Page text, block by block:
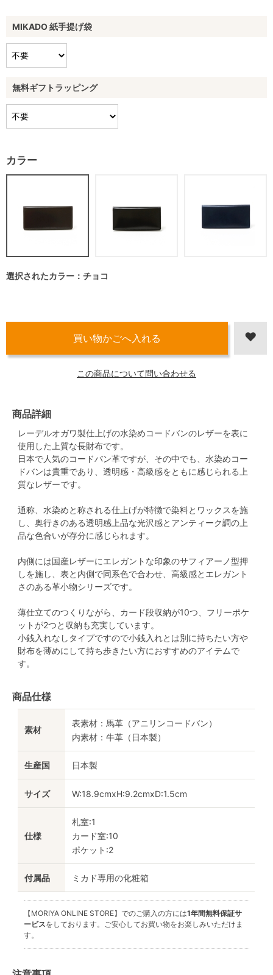
MIKADO 紙手提げ袋
無料ギフトラッピング
カラー
選択されたカラー：チョコ
この商品について問い合わせる
商品詳細
レーデルオガワ製仕上げの水染めコードバンのレザーを表に
使用した上質な長財布です。
日本で人気のコードバン革ですが、その中でも、水染めコー
ドバンは貴重であり、透明感・高級感をともに感じられる上
質なレザーです。
通称、水染めと称される仕上げが特徴で染料とワックスを施
し、奥行きのある透明感上品な光沢感とアンティーク調の上
品な色合いが存分に感じられます。
内側には国産レザーにエレガントな印象のサフィアーノ型押
しを施し、表と内側で同系色で合わせ、高級感とエレガント
さのある革小物シリーズです。
薄仕立てのつくりながら、カード段収納が10つ、フリーポケ
ットが2つと収納も充実しています。
小銭入れなしタイプですので小銭入れとは別に持ちたい方や
財布を薄めにして持ち歩きたい方におすすめのアイテムで
す。
商品仕様
素材
表素材：馬革（アニリンコードバン）
内素材：牛革（日本製）
生産国 日本製
サイズ W:18.9cmxH:9.2cmxD:1.5cm
仕様
札室:1
カード室:10
ポケット:2
付属品 ミカド専用の化粧箱
【MORIYA ONLINE STORE】でのご購入の方には1年間無料保証サ
ービスをしております。ご安心してお買い物をお楽しみいただけま
す。